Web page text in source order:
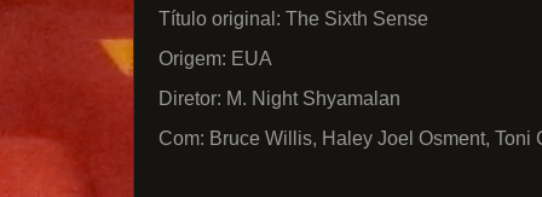
Título original: The Sixth Sense
Origem: EUA
Diretor: M. Night Shyamalan
Com: Bruce Willis, Haley Joel Osment, Toni